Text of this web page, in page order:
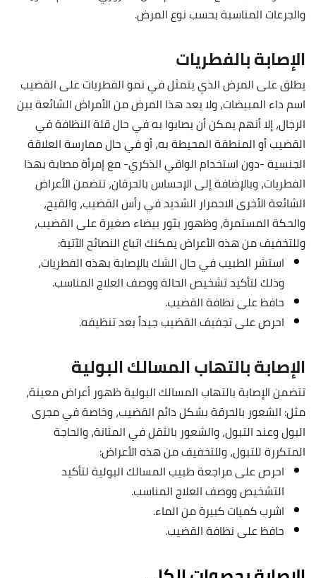
والجرعات المناسبة بحسب نوع المرض.
الإصابة بالفطريات
يطلق على المرض الذي يتمثل في نمو الفطريات على القضيب
اسم داء المبيضات، ولا يعد هذا المرض من الأمراض الشائعة بين
الرجال، إلا أنهم يمكن أن يصابوا به في حال قلة النظافة في
القضيب أو المنطقة المحيطة به، أو في حال ممارسة العلاقة
الجنسية -دون استخدام الواقي الذكري- مع إمرأة مصابة بهذا
الفطريات، وبالإضافة إلى الإحساس بالحرقان، تتضمن الأعراض
الشائعة الأخرى الاحمرار الشديد في رأس القضيب، والقيح،
والحكة المستمرة، وظهور بثور بيضاء صغيرة على القضيب،
وللتخفيف من هذه الأعراض يمكنك اتباع النصائح الآتية:
استشر الطبيب في حال الشك بالإصابة بهذه الفطريات،
وذلك لتأكيد تشخيص الحالة ووصف العلاج المناسب.
حافظ على نظافة القضيب.
احرص على تجفيف القضيب جيداً بعد تنظيفه.
الإصابة بالتهاب المسالك البولية
تتضمن الإصابة بالتهاب المسالك البولية ظهور أعراض معينة،
مثل: الشعور بالحرقة بشكل دائم القضيب، وخاصة في مجرى
البول وعند التبول، والشعور بالثقل في المثانة، والحاجة
المتكررة للتبول، وللتخفيف من هذه الأعراض:
احرص على مراجعة طبيب المسالك البولية لتأكيد
التشخيص ووصف العلاج المناسب.
اشرب كميات كبيرة من الماء.
حافظ على نظافة القضيب.